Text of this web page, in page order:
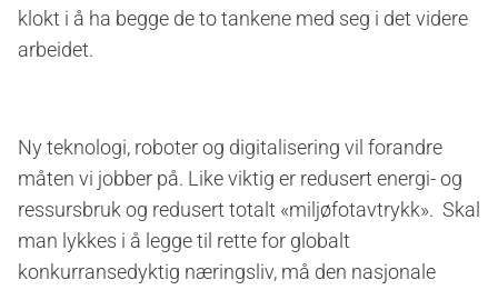
klokt i å ha begge de to tankene med seg i det videre
arbeidet.
Ny teknologi, roboter og digitalisering vil forandre
måten vi jobber på. Like viktig er redusert energi- og
ressursbruk og redusert totalt «miljøfotavtrykk». Skal
man lykkes i å legge til rette for globalt
konkurransedyktig næringsliv, må den nasjonale